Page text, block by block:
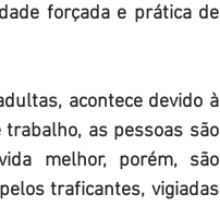
forçada e prática de
acontece devido à
as pessoas são
melhor, porém, são
traficantes, vigiadas